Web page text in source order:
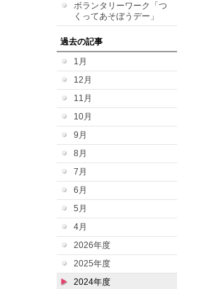
ボランタリーワーク「つ
くってあそぼうデー」
過去の記事
1月
12月
11月
10月
9月
8月
7月
6月
5月
4月
2026年度
2025年度
2024年度